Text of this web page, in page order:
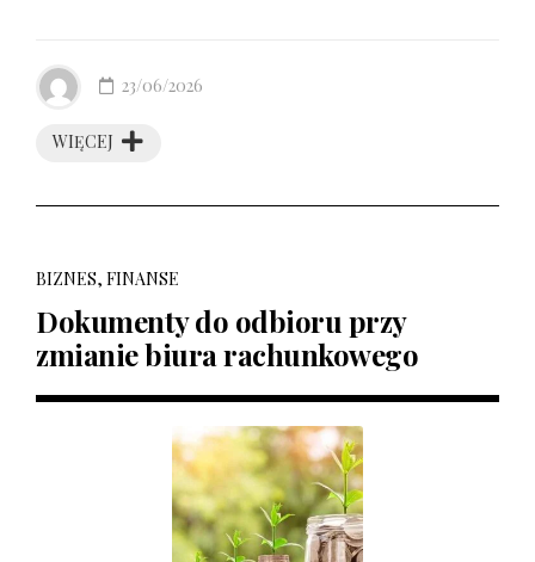
WIĘCEJ
23/06/2026
BIZNES, FINANSE
Dokumenty do odbioru przy
zmianie biura rachunkowego